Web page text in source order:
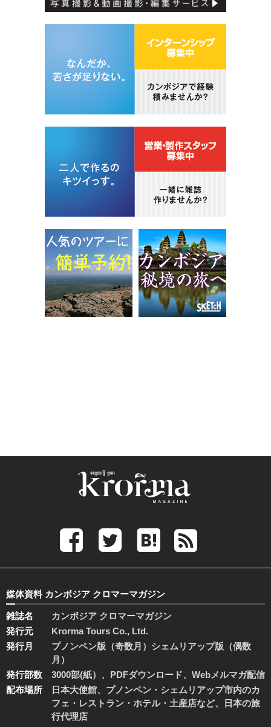
媒体資料 カンボジア クロマーマガジン
雑誌名
カンボジア クロマーマガジン
発行元
Krorma Tours Co., Ltd.
発行月
プノンペン版（奇数月）シェムリアップ版（偶数
月）
発行部数
3000部(紙）、PDFダウンロード、Webメルマガ配信
配布場所
日本大使館、プノンペン・シェムリアップ市内のカ
フェ・レストラン・ホテル・土産店など、日本の旅
行代理店